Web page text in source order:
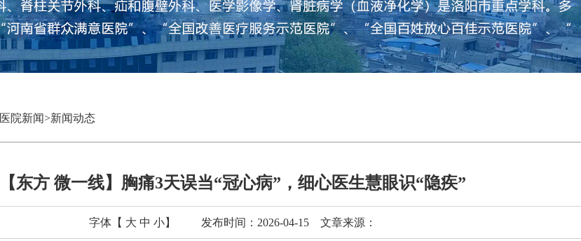
医院新闻>新闻动态
【东方 微一线】胸痛3天误当“冠心病”，细心医生慧眼识“隐疾”
字体【 大 中 小】 发布时间：2026-04-15 文章来源：